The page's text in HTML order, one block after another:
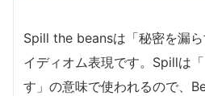
Spill the beansは「秘密を漏
イディオム表現です。Spillは
す」の意味で使われるので、